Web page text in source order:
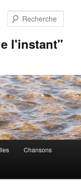
l'instant"
Chansons